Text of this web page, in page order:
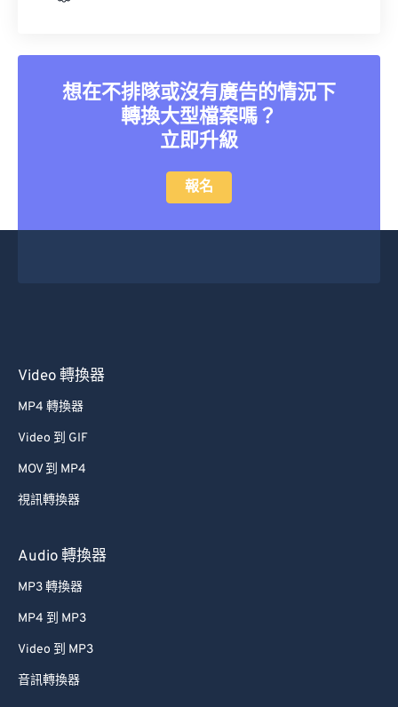
想在不排隊或沒有廣告的情況下
轉換大型檔案嗎？
立即升級
報名
Video 轉換器
MP4 轉換器
Video 到 GIF
MOV 到 MP4
視訊轉換器
Audio 轉換器
MP3 轉換器
MP4 到 MP3
Video 到 MP3
音訊轉換器